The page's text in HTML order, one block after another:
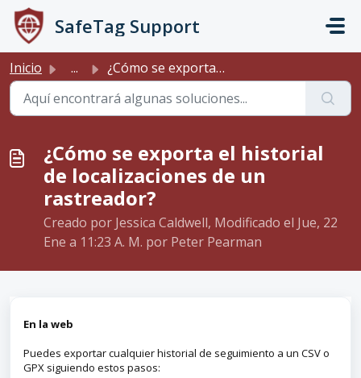
Saltar al contenido principal
SafeTag Support
Inicio ... ¿Cómo se exporta el historial de localizaciones de un ras...
¿Cómo se exporta el historial
de localizaciones de un
rastreador?
Creado por Jessica Caldwell, Modificado el Jue, 22
Ene a 11:23 A. M. por Peter Pearman
En la web
Puedes exportar cualquier historial de seguimiento a un CSV o
GPX siguiendo estos pasos: